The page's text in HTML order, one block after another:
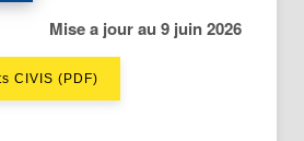
Mise a jour au 9 juin 2026
CIVIS (PDF)